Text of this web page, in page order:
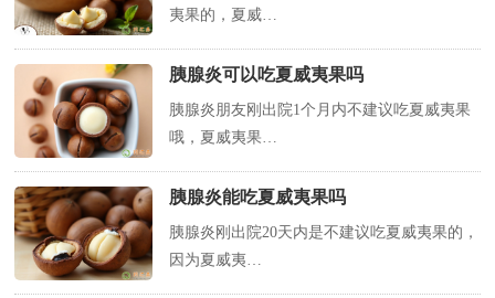
夷果的，夏威…
胰腺炎可以吃夏威夷果吗
胰腺炎朋友刚出院1个月内不建议吃夏威夷果
哦，夏威夷果…
胰腺炎能吃夏威夷果吗
胰腺炎刚出院20天内是不建议吃夏威夷果的，
因为夏威夷…